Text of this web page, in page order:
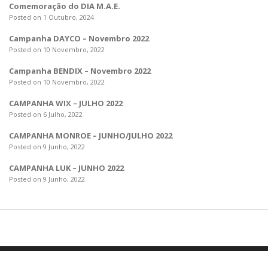
Comemoração do DIA M.A.E.
Posted on 1 Outubro, 2024
Campanha DAYCO – Novembro 2022
Posted on 10 Novembro, 2022
Campanha BENDIX – Novembro 2022
Posted on 10 Novembro, 2022
CAMPANHA WIX – JULHO 2022
Posted on 6 Julho, 2022
CAMPANHA MONROE – JUNHO/JULHO 2022
Posted on 9 Junho, 2022
CAMPANHA LUK – JUNHO 2022
Posted on 9 Junho, 2022